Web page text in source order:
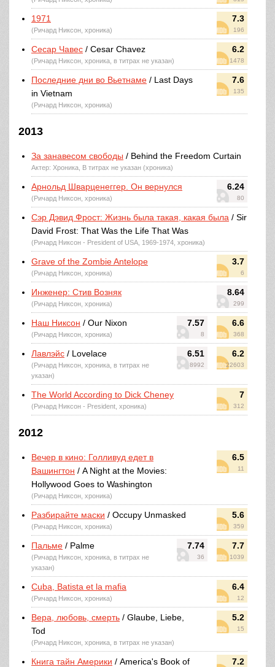
7.3
196
1971
(Ричард Никсон, хроника)
6.2
1478
Сесар Чавес / Cesar Chavez
(Ричард Никсон, хроника, в титрах не указан)
7.6
135
Последние дни во Вьетнаме / Last Days
in Vietnam
(Ричард Никсон, хроника)
2013
За занавесом свободы / Behind the Freedom Curtain
Актер: Хроника, В титрах не указан (хроника)
6.24
80
Арнольд Шварценеггер. Он вернулся
(Ричард Никсон, хроника)
Сэр Дэвид Фрост: Жизнь была такая, какая была / Sir
David Frost: That Was the Life That Was
(Ричард Никсон - President of USA, 1969-1974, хроника)
3.7
6
Grave of the Zombie Antelope
(Ричард Никсон, хроника)
8.64
299
Инженер: Стив Возняк
(Ричард Никсон, хроника)
7.57
8
6.6
368
Наш Никсон / Our Nixon
(Ричард Никсон, хроника)
6.51
8992
6.2
22603
Лавлэйс / Lovelace
(Ричард Никсон, хроника, в титрах не
указан)
7
312
The World According to Dick Cheney
(Ричард Никсон - President, хроника)
2012
6.5
11
Вечер в кино: Голливуд едет в
Вашингтон / A Night at the Movies:
Hollywood Goes to Washington
(Ричард Никсон, хроника)
5.6
359
Разбирайте маски / Occupy Unmasked
(Ричард Никсон, хроника)
7.74
36
7.7
1039
Пальме / Palme
(Ричард Никсон, хроника, в титрах не
указан)
6.4
12
Cuba, Batista et la mafia
(Ричард Никсон, хроника)
5.2
15
Вера, любовь, смерть / Glaube, Liebe,
Tod
(Ричард Никсон, хроника, в титрах не указан)
7.2
Книга тайн Америки / America's Book of